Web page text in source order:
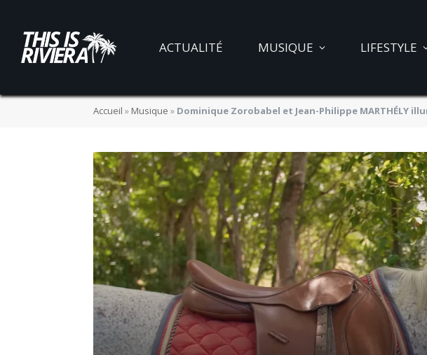
ACTUALITÉ MUSIQUE LIFESTYLE
Accueil » Musique » Dominique Zorobabel et Jean-Philippe MARTHÉLY